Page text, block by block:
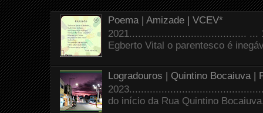
Poema | Amizade | VCEV*
2021........................................ ...
Egberto Vital o parentesco é
Logradouros | Quintino Bocaiuva |
do início da Rua Quintino